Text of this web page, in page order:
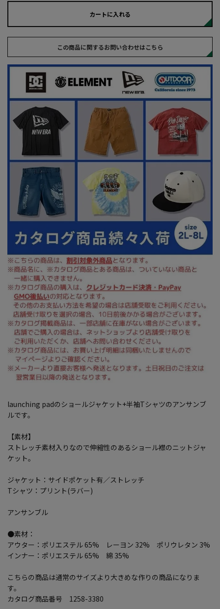
カートに入れる
この商品に関するお問い合わせはこちら
launching padのショールジャケット+半袖Tシャツのアンサンブ
ルです。
【素材】
ストレッチ素材入りなので伸縮性のあるショール襟のニットジャ
ケット。
ジャケット：サイドポケット有／ストレッチ
Tシャツ：プリント(ラバー)
アンサンブル
●素材：
アウター：ポリエステル 65% レーヨン 32% ポリウレタン 3%
インナー：ポリエステル 65% 綿 35%
こちらの商品は通常のサイズより大きめな作りの商品になりま
す。
カタログ商品番号 1258-3380